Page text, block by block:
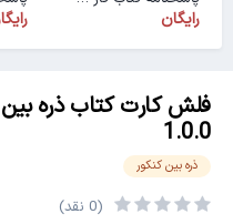
رایگان
فلش کارت کتاب ذره
1.0.0
ذره بین کنکور
(0 نقد)